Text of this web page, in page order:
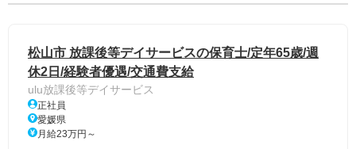
松山市 放課後等デイサービスの保育士/定年65歳/週
休2日/経験者優遇/交通費支給
ulu放課後等デイサービス
正社員
愛媛県
月給23万円～